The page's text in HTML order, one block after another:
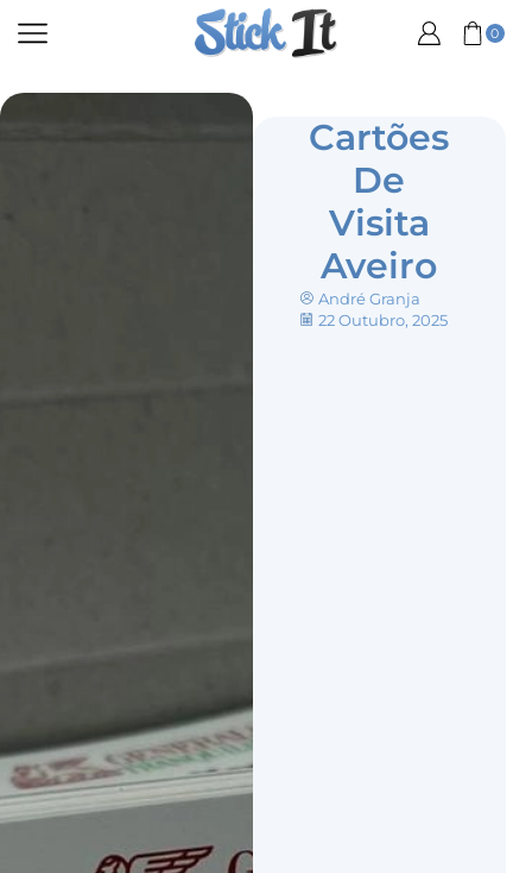
0
Cartões
De
Visita
Aveiro
André Granja
22 Outubro, 2025